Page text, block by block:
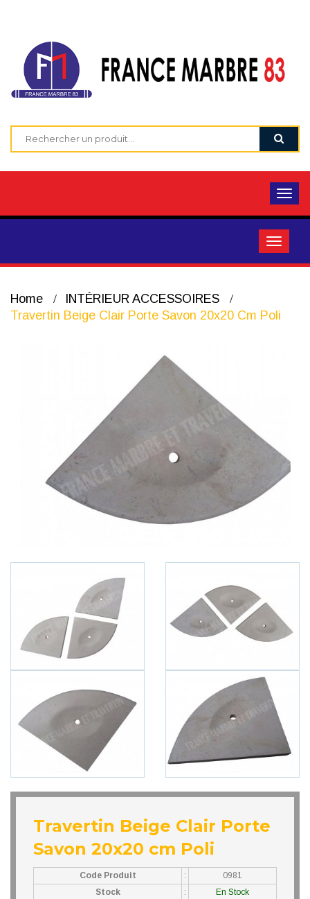
Home
INTÉRIEUR ACCESSOIRES
Travertin Beige Clair Porte Savon 20x20 Cm Poli
Travertin Beige Clair Porte
Savon 20x20 cm Poli
Code Produit :
0981
Stock
: En Stock